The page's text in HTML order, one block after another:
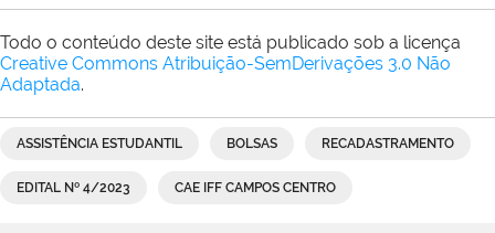
Todo o conteúdo deste site está publicado sob a licença
Creative Commons Atribuição-SemDerivações 3.0 Não
Adaptada.
ASSISTÊNCIA ESTUDANTIL BOLSAS RECADASTRAMENTO
EDITAL Nº 4/2023 CAE IFF CAMPOS CENTRO